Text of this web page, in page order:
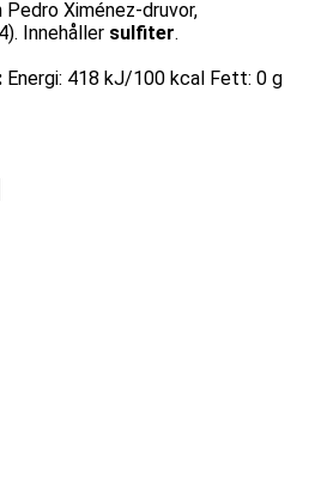
Pedro Ximénez-druvor,
Innehåller sulfiter.
Energi: 418 kJ/100 kcal Fett: 0 g